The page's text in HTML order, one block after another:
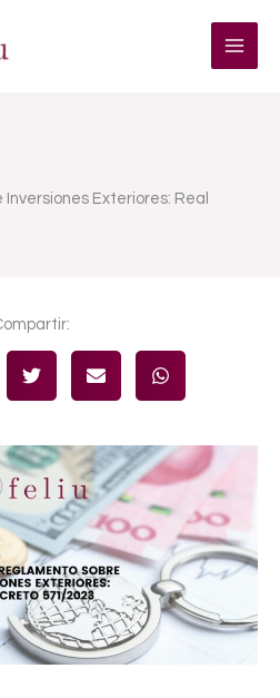
Exteriores: Real